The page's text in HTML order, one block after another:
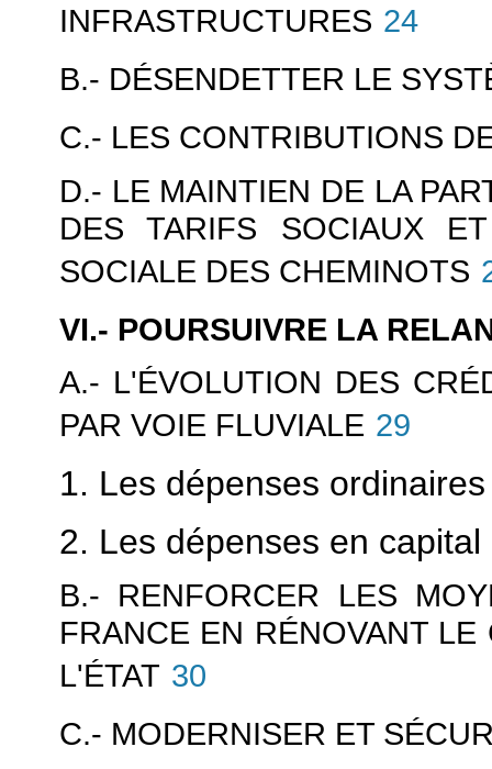
INFRASTRUCTURES 24
B.- DÉSENDETTER LE
C.- LES CONTRIBUTIONS
D.- LE MAINTIEN DE LA
DES TARIFS SOCIAUX
SOCIALE DES CHEMINOTS
VI.- POURSUIVRE LA
A.- L'ÉVOLUTION DES
PAR VOIE FLUVIALE 29
1. Les dépenses ordinaires
2. Les dépenses en capital
B.- RENFORCER LES
FRANCE EN RÉNOVANT
L'ÉTAT 30
C.- MODERNISER ET